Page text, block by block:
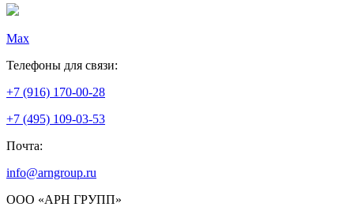
Max
Телефоны для связи:
+7 (916) 170-00-28
+7 (495) 109-03-53
Почта:
info@arngroup.ru
ООО «АРН ГРУПП»